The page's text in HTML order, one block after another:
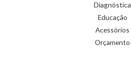
Diagnóstica
Educação
Acessórios
Orçamento